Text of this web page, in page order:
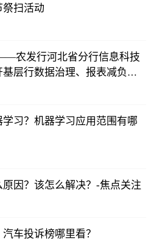
扫活动
农发行河北省分行信息科技
层行数据治理、报表减负专
习？机器学习应用范围有哪
因？该怎么解决？-焦点关注
车投诉榜哪里看？